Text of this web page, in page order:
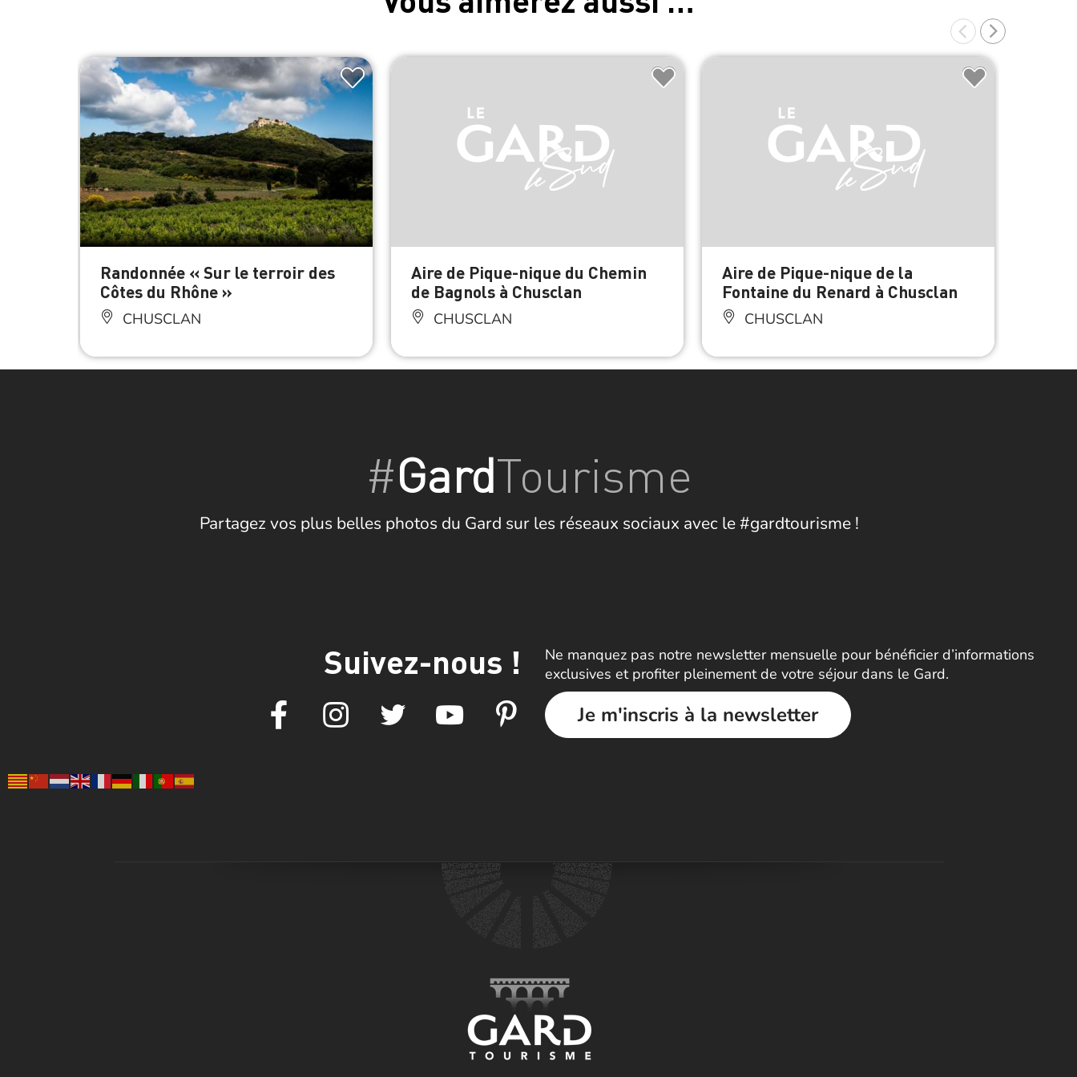
Randonnée « Sur le terroir des
Côtes du Rhône »
CHUSCLAN
Aire de Pique-nique du Chemin
de Bagnols à Chusclan
CHUSCLAN
Aire de Pique-nique de la
Fontaine du Renard à Chusclan
CHUSCLAN
#GardTourisme
Partagez vos plus belles photos du Gard sur les réseaux sociaux avec le #gardtourisme !
Suivez-nous !
Ne manquez pas notre newsletter mensuelle pour bénéficier d’informations
exclusives et profiter pleinement de votre séjour dans le Gard.
Je m'inscris à la newsletter